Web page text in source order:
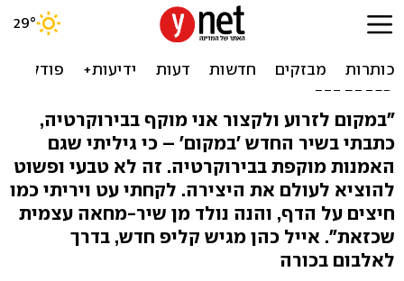
"זה היה לי כמו עבודה זרה":
אייל כהן בטור אישי - וקליפ
מחאה
"במקום לזרוע ולקצור אני מוקף בבירוקרטיה,
כתבתי בשיר החדש 'במקום' – כי גיליתי שגם
האמנות מוקפת בבירוקרטיה. זה לא טבעי ופשוט
להוציא לעולם את היצירה. לקחתי עט ויריתי כמו
חיצים על הדף, והנה נולד מן שיר-מחאה עצמית
שכזאת". אייל כהן מגיש קליפ חדש, בדרך
לאלבום בכורה